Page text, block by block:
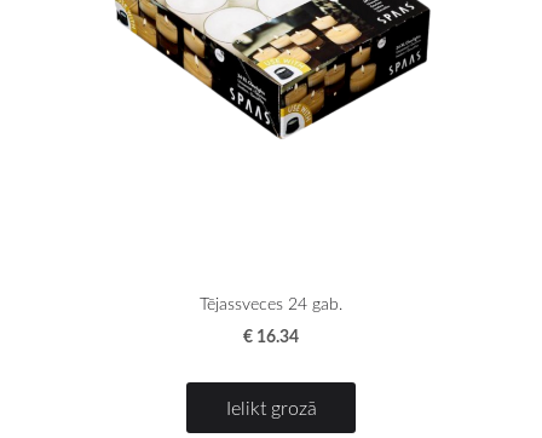
Tējassveces 24 gab.
€ 16.34
Ielikt grozā